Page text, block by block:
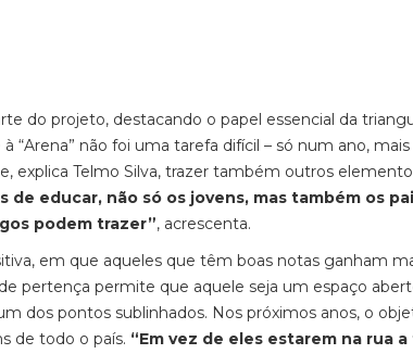
do projeto, destacando o papel essencial da
“Arena” não foi uma tarefa difícil – só num ano, mais
explica Telmo Silva, trazer também outros
de educar, não só os jovens, mas também os
podem trazer”, acrescenta.
em que aqueles que têm boas notas ganham
pertença permite que aquele seja um espaço
dos pontos sublinhados. Nos próximos anos, o
de todo o país. “Em vez de eles estarem na rua